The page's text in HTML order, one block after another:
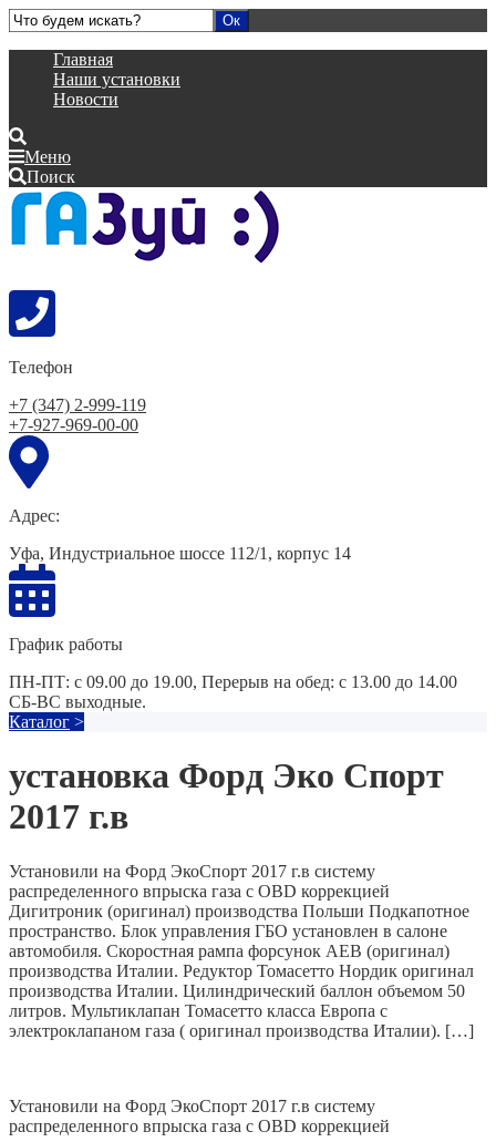
Главная
Наши установки
Новости
Меню
Поиск
Телефон
+7 (347) 2-999-119
+7-927-969-00-00
Адрес:
Уфа, Индустриальное шоссе 112/1, корпус 14
График работы
ПН-ПТ: с 09.00 до 19.00, Перерыв на обед: с 13.00 до 14.00
СБ-ВС выходные.
Каталог >
установка Форд Эко Спорт
2017 г.в
Установили на Форд ЭкоСпорт 2017 г.в систему
распределенного впрыска газа с OBD коррекцией
Дигитроник (оригинал) производства Польши Подкапотное
пространство. Блок управления ГБО установлен в салоне
автомобиля. Скоростная рампа форсунок AEB (оригинал)
производства Италии. Редуктор Томасетто Нордик оригинал
производства Италии. Цилиндрический баллон объемом 50
литров. Мультиклапан Томасетто класса Европа с
электроклапаном газа ( оригинал производства Италии). […]
Установили на Форд ЭкоСпорт 2017 г.в систему
распределенного впрыска газа с OBD коррекцией